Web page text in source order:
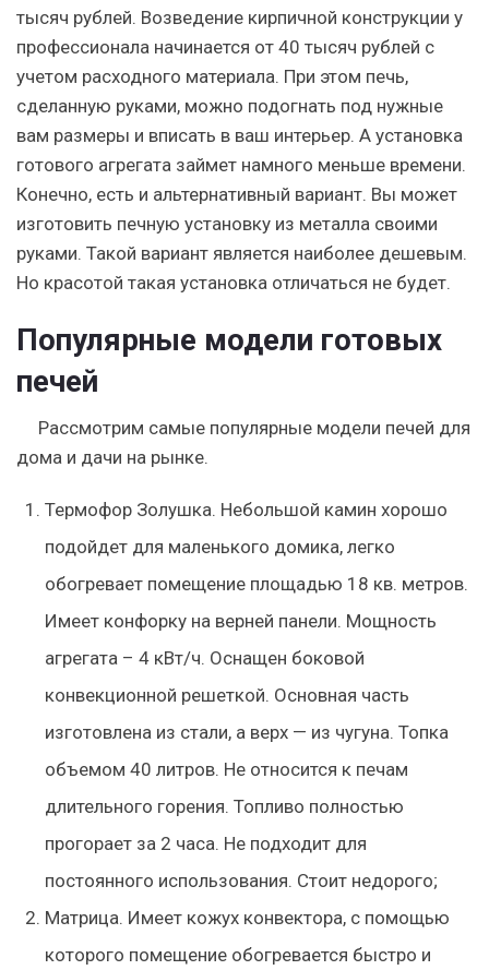
тысяч рублей. Возведение кирпичной конструкции у
профессионала начинается от 40 тысяч рублей с
учетом расходного материала. При этом печь,
сделанную руками, можно подогнать под нужные
вам размеры и вписать в ваш интерьер. А установка
готового агрегата займет намного меньше времени.
Конечно, есть и альтернативный вариант. Вы может
изготовить печную установку из металла своими
руками. Такой вариант является наиболее дешевым.
Но красотой такая установка отличаться не будет.
Популярные модели готовых
печей
Рассмотрим самые популярные модели печей для
дома и дачи на рынке.
Термофор Золушка. Небольшой камин хорошо
подойдет для маленького домика, легко
обогревает помещение площадью 18 кв. метров.
Имеет конфорку на верней панели. Мощность
агрегата – 4 кВт/ч. Оснащен боковой
конвекционной решеткой. Основная часть
изготовлена из стали, а верх — из чугуна. Топка
объемом 40 литров. Не относится к печам
длительного горения. Топливо полностью
прогорает за 2 часа. Не подходит для
постоянного использования. Стоит недорого;
Матрица. Имеет кожух конвектора, с помощью
которого помещение обогревается быстро и